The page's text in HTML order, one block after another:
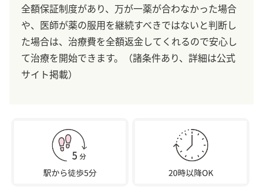
全額保証制度があり、万が一薬が合わなかった場合
や、医師が薬の服用を継続すべきではないと判断し
た場合は、治療費を全額返金してくれるので安心し
て治療を開始できます。（諸条件あり、詳細は公式
サイト掲載）